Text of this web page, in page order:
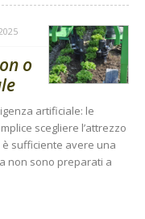
o
artificiale: le
scegliere l’attrezzo
sufficiente avere una
non sono preparati a